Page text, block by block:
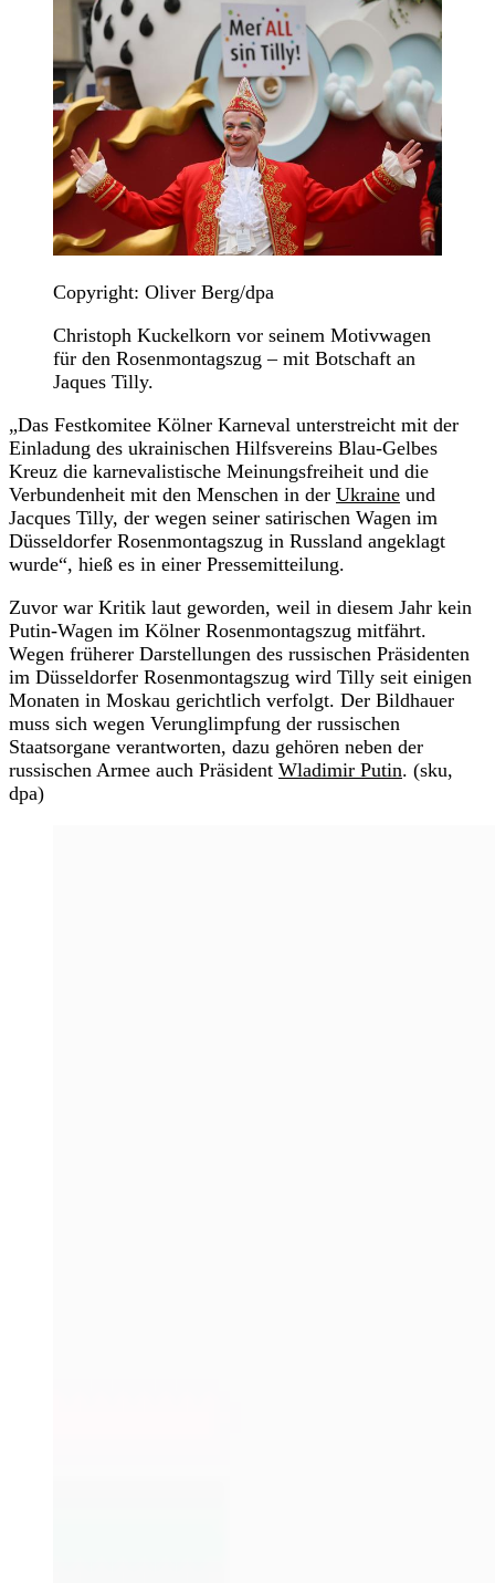
Copyright: Oliver Berg/dpa
Christoph Kuckelkorn vor seinem Motivwagen
für den Rosenmontagszug – mit Botschaft an
Jaques Tilly.
„Das Festkomitee Kölner Karneval unterstreicht mit der
Einladung des ukrainischen Hilfsvereins Blau-Gelbes
Kreuz die karnevalistische Meinungsfreiheit und die
Verbundenheit mit den Menschen in der Ukraine und
Jacques Tilly, der wegen seiner satirischen Wagen im
Düsseldorfer Rosenmontagszug in Russland angeklagt
wurde“, hieß es in einer Pressemitteilung.
Zuvor war Kritik laut geworden, weil in diesem Jahr kein
Putin-Wagen im Kölner Rosenmontagszug mitfährt.
Wegen früherer Darstellungen des russischen Präsidenten
im Düsseldorfer Rosenmontagszug wird Tilly seit einigen
Monaten in Moskau gerichtlich verfolgt. Der Bildhauer
muss sich wegen Verunglimpfung der russischen
Staatsorgane verantworten, dazu gehören neben der
russischen Armee auch Präsident Wladimir Putin. (sku,
dpa)